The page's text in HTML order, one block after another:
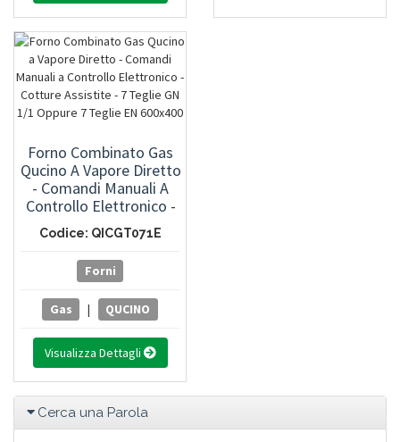
Forno Combinato Gas
Qucino A Vapore Diretto
- Comandi Manuali A
Controllo Elettronico -
Cotture Assistite - 7
Teglie GN 1/1 Oppure 7
Teglie EN 600x400
Codice: QICGT071E
Forni
Gas | QUCINO
Visualizza Dettagli
Cerca una Parola